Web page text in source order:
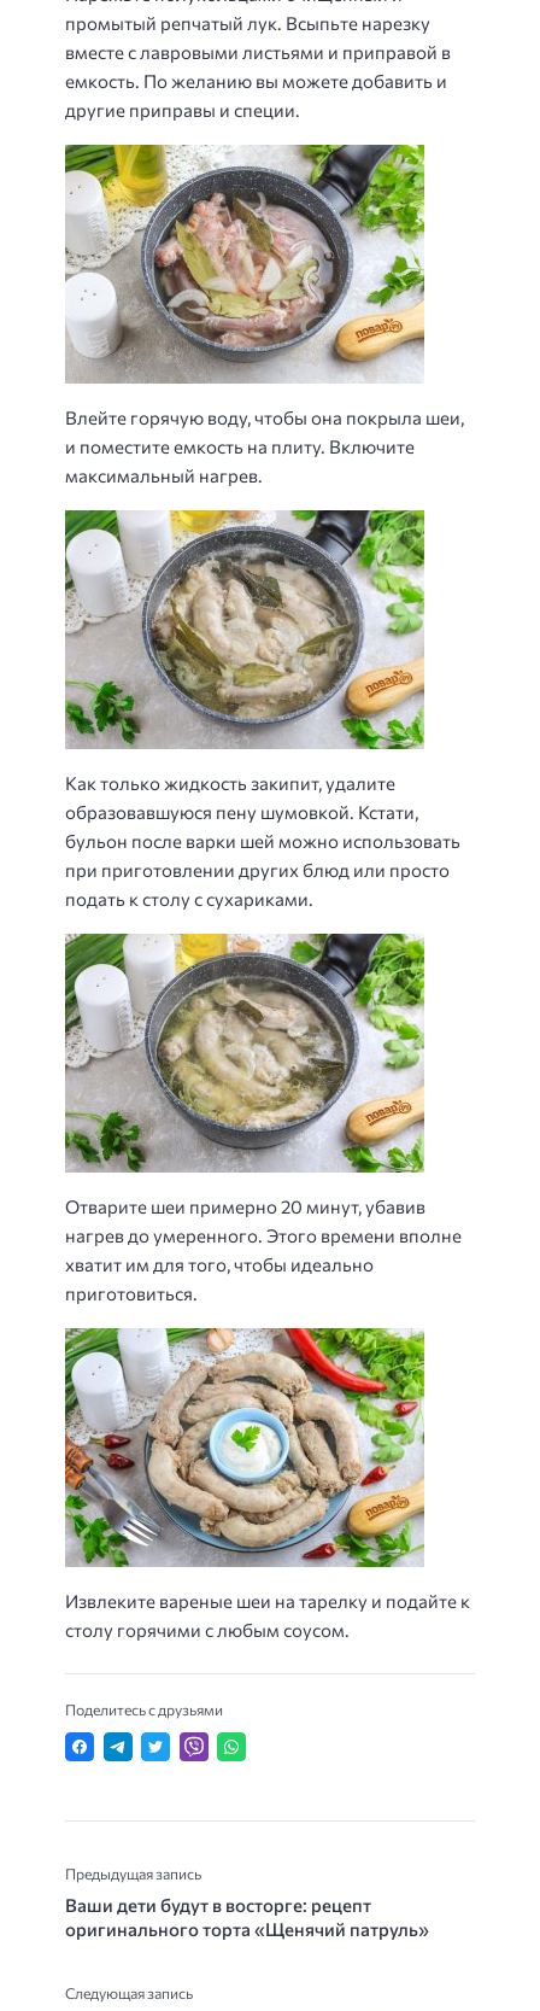
промытый репчатый лук. Всыпьте нарезку
вместе с лавровыми листьями и приправой в
емкость. По желанию вы можете добавить и
другие приправы и специи.
Влейте горячую воду, чтобы она покрыла шеи,
и поместите емкость на плиту. Включите
максимальный нагрев.
Как только жидкость закипит, удалите
образовавшуюся пену шумовкой. Кстати,
бульон после варки шей можно использовать
при приготовлении других блюд или просто
подать к столу с сухариками.
Отварите шеи примерно 20 минут, убавив
нагрев до умеренного. Этого времени вполне
хватит им для того, чтобы идеально
приготовиться.
Извлеките вареные шеи на тарелку и подайте к
столу горячими с любым соусом.
Поделитесь с друзьями
Предыдущая запись
Ваши дети будут в восторге: рецепт
оригинального торта «Щенячий патруль»
Следующая запись